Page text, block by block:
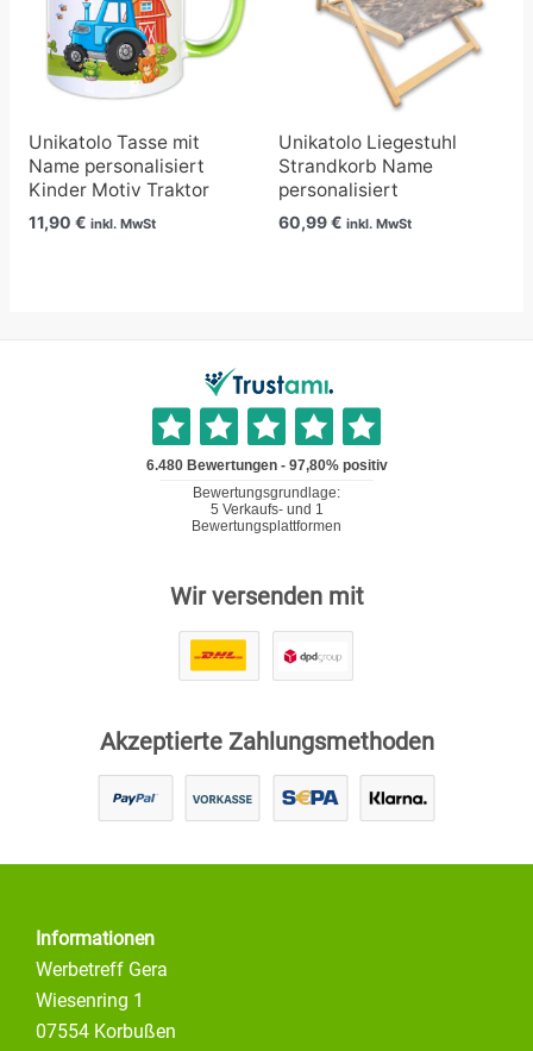
Unikatolo Tasse mit
Name personalisiert
Kinder Motiv Traktor
11,90 € inkl. MwSt
Unikatolo Liegestuhl
Strandkorb Name
personalisiert
60,99€ inkl. MwSt
Wir versenden mit
Akzeptierte Zahlungsmethoden
Informationen
Werbetreff Gera
Wiesenring 1
07554 Korbußen